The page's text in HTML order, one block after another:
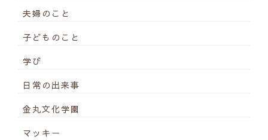
夫婦のこと
子どものこと
学び
日常の出来事
金丸文化学園
マッキー